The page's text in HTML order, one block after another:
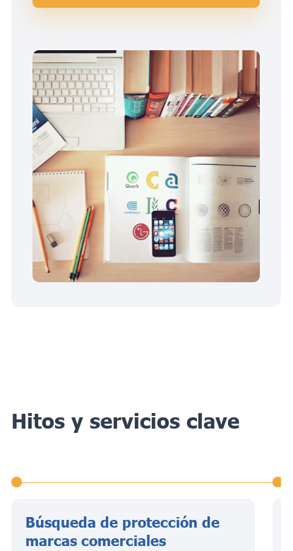
Hitos y servicios clave
Búsqueda de protección de
marcas comerciales